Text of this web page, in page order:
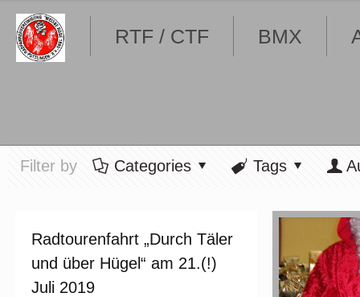
RTF / CTF BMX
Filter by Categories Tags
Radtourenfahrt „Durch Täler
und über Hügel“ am 21.(!)
Juli 2019